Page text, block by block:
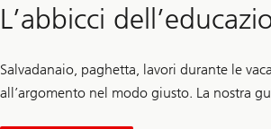
L’abbicci
Salvadanaio, paghetta, lavori durante le
all’argomento nel modo giusto. La nostra